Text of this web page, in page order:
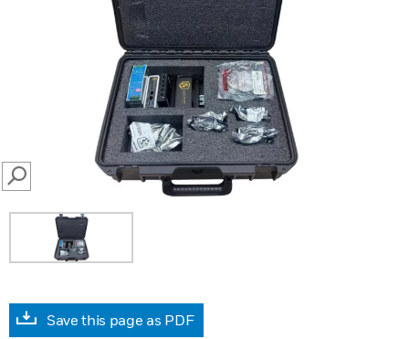
SEARCH
Save this page as PDF